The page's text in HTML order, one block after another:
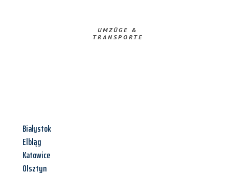
UMZÜGE &
TRANSPORTE
Białystok
Elbląg
Katowice
Olsztyn